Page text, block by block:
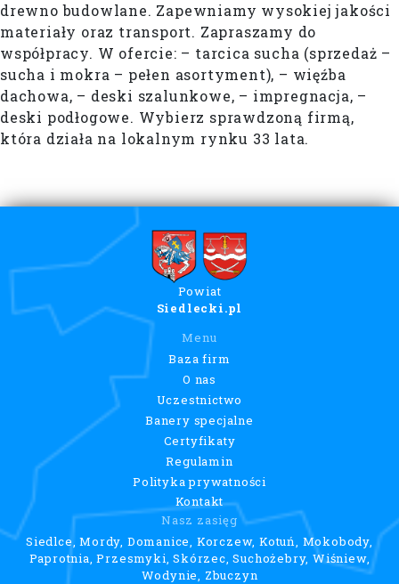
drewno budowlane. Zapewniamy wysokiej jakości
materiały oraz transport. Zapraszamy do
współpracy. W ofercie: – tarcica sucha (sprzedaż –
sucha i mokra – pełen asortyment), – więźba
dachowa, – deski szalunkowe, – impregnacja, –
deski podłogowe. Wybierz sprawdzoną firmą,
która działa na lokalnym rynku 33 lata.
Powiat
Siedlecki.pl
Menu
Baza firm
O nas
Uczestnictwo
Banery specjalne
Certyfikaty
Regulamin
Polityka prywatności
Kontakt
Nasz zasięg
Siedlce, Mordy, Domanice, Korczew, Kotuń, Mokobody,
Paprotnia, Przesmyki, Skórzec, Suchożebry, Wiśniew,
Wodynie, Zbuczyn